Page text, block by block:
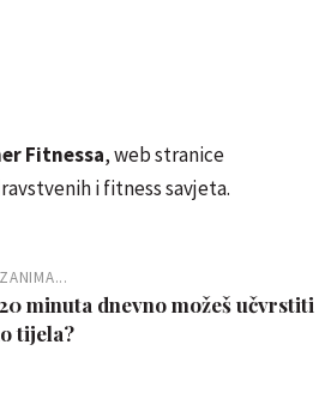
Fitnessa, web stranice
i fitness savjeta.
minuta dnevno možeš učvrstiti
tijela?